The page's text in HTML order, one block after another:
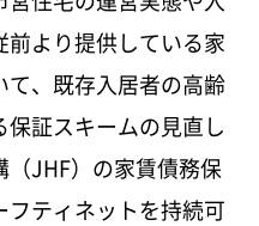
より提供している家
、既存入居者の高齢
証スキームの見直し
JHF）の家賃債務保
ティネットを持続可